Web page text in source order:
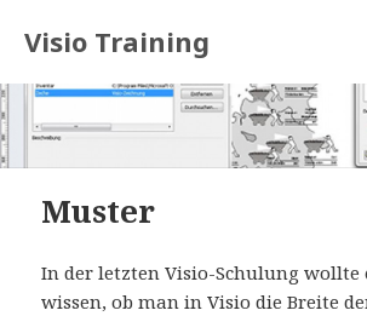
Visio Training
Muster
In der letzten Visio-Schulung wollte
wissen, ob man in Visio die Breite